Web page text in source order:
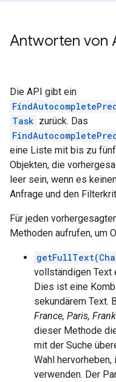
Antworten von
Die API gibt ein
Task zurück. Das
eine Liste mit bis zu fünf
Objekten, die
leer sein, wenn es
Anfrage und den
Für jeden
Methoden aufrufen, um
vollständigen Text
Dies ist eine
sekundärem Text.
France, Paris,
dieser Methode
mit der Suche
Wahl hervorheben,
verwenden. Der